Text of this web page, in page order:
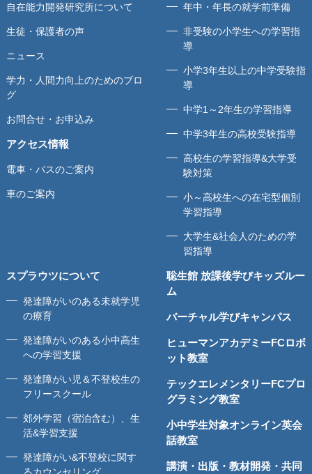
自在能力開発研究所について
生徒・保護者の声
ニュース
学力・人間力向上のためのブロ
グ
お問合せ・お申込み
アクセス情報
電車・バスのご案内
車のご案内
年中・年長の就学前準備
非受験の小学生への学習指
導
小学3年生以上の中学受験指
導
中学1～2年生の学習指導
中学3年生の高校受験指導
高校生の学習指導&大学受
験対策
小～高校生への在宅型個別
学習指導
大学生&社会人のための学
習指導
スプラウツについて
発達障がいのある未就学児
の療育
発達障がいのある小中高生
への学習支援
発達障がい児＆不登校生の
フリースクール
郊外学習（宿泊含む）、生
活&学習支援
発達障がい&不登校に関す
聡生館 放課後学びキッズルー
ム
バーチャル学びキャンパス
ヒューマンアカデミーFCロボ
ット教室
テックエレメンタリーFCプロ
グラミング教室
小中学生対象オンライン英会
話教室
講演・出版・教材開発・共同